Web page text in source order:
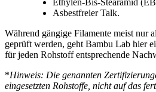
Ethylen-Bis-Stearamid
Asbestfreier Talk.
Während gängige Filamente meist nur
geprüft werden, geht Bambu Lab hier
für jeden Rohstoff entsprechende
*Hinweis: Die genannten
eingesetzten Rohstoffe, nicht auf das